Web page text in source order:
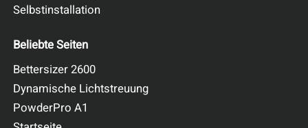
Selbstinstallation
Beliebte Seiten
Bettersizer 2600
Dynamische Lichtstreuung
PowderPro A1